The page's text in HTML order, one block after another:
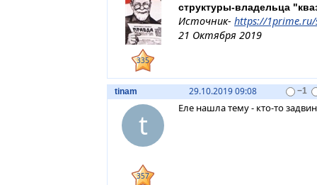
335
структуры-владельца
Источник- https://1prime.ru/
21 Октября 2019
tinam 29.10.2019 09:08 −1
t
357
Еле нашла тему - кто-то